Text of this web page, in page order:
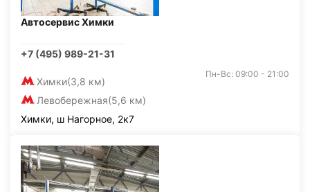
Автосервис Химки
+7 (495) 989-21-31
Химки(3,8 км)
Левобережная(5,6 км)
Пн-Вс: 09:00 - 21:00
Химки, ш Нагорное, 2к7